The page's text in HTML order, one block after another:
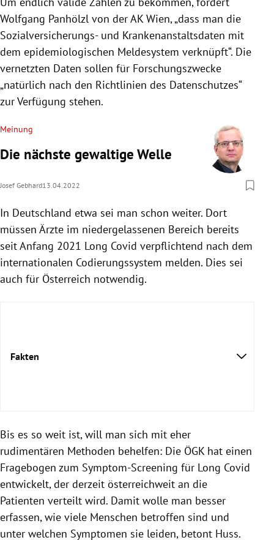
Wolfgang Panhölzl von der AK Wien, „dass man die
Sozialversicherungs- und Krankenanstaltsdaten mit
dem epidemiologischen Meldesystem verknüpft“. Die
vernetzten Daten sollen für Forschungszwecke
„natürlich nach den Richtlinien des Datenschutzes“
zur Verfügung stehen.
Meinung
Die nächste gewaltige Welle
Josef Gebhard13.04.2022
In Deutschland etwa sei man schon weiter. Dort
müssen Ärzte im niedergelassenen Bereich bereits
seit Anfang 2021 Long Covid verpflichtend nach dem
internationalen Codierungssystem melden. Dies sei
auch für Österreich notwendig.
Fakten
Bis es so weit ist, will man sich mit eher
rudimentären Methoden behelfen: Die ÖGK hat einen
Fragebogen zum Symptom-Screening für Long Covid
entwickelt, der derzeit österreichweit an die
Patienten verteilt wird. Damit wolle man besser
erfassen, wie viele Menschen betroffen sind und
unter welchen Symptomen sie leiden, betont Huss.